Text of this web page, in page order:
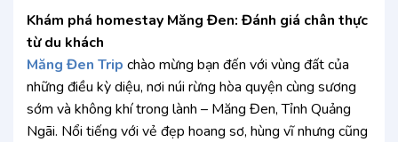
Khám phá homestay Măng Đen: Đánh giá chân thực
từ du khách
Măng Đen Trip chào mừng bạn đến với vùng đất của
những điều kỳ diệu, nơi núi rừng hòa quyện cùng sương
sớm và không khí trong lành – Măng Đen, Tỉnh Quảng
Ngãi. Nổi tiếng với vẻ đẹp hoang sơ, hùng vĩ nhưng cũng